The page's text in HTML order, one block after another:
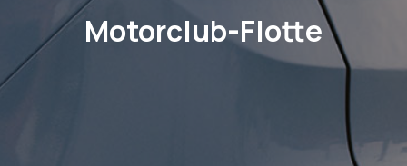
Motorclub-Flotte